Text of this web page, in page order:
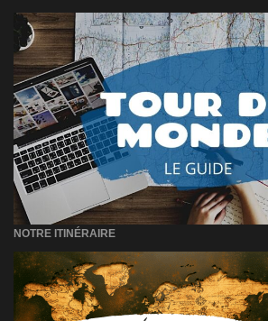
NOTRE ITINÉRAIRE